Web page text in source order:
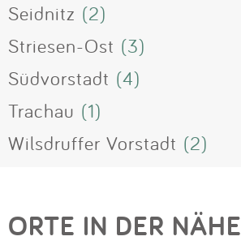
Seidnitz (2)
Striesen-Ost (3)
Südvorstadt (4)
Trachau (1)
Wilsdruffer Vorstadt (2)
ORTE IN DER NÄHE